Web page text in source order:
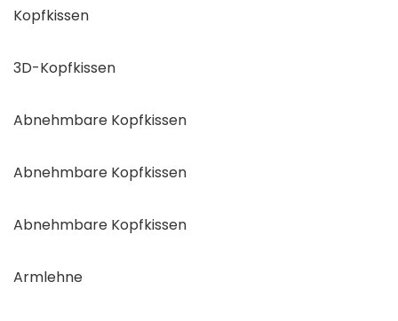
Kopfkissen
3D-Kopfkissen
Abnehmbare Kopfkissen
Abnehmbare Kopfkissen
Abnehmbare Kopfkissen
Armlehne